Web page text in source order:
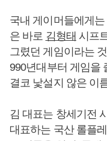
국내 게이머들에게
은 바로 김형태 시프
그렸던 게임이라는
990년대부터 게임을
결코 낯설지 않은 이
김 대표는 창세기전
대표하는 국산 롤플